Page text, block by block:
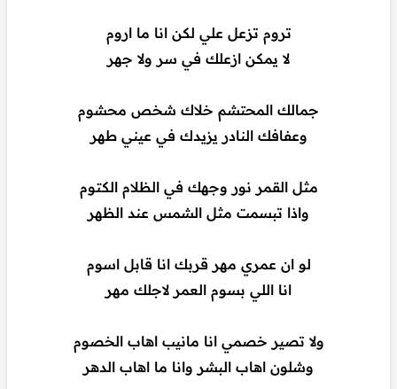
تروم تزعل علي لكن انا ما اروم
لا يمكن ازعلك في سر ولا جهر
جمالك المحتشم خلاك شخص محشوم
وعفافك النادر يزيدك في عيني طهر
مثل القمر نور وجهك في الظلام الكتوم
واذا تبسمت مثل الشمس عند الظهر
لو ان عمري مهر قربك انا قابل اسوم
انا اللي بسوم العمر لاجلك مهر
ولا تصير خصمي انا مانيب اهاب الخصوم
وشلون اهاب البشر وانا ما اهاب الدهر